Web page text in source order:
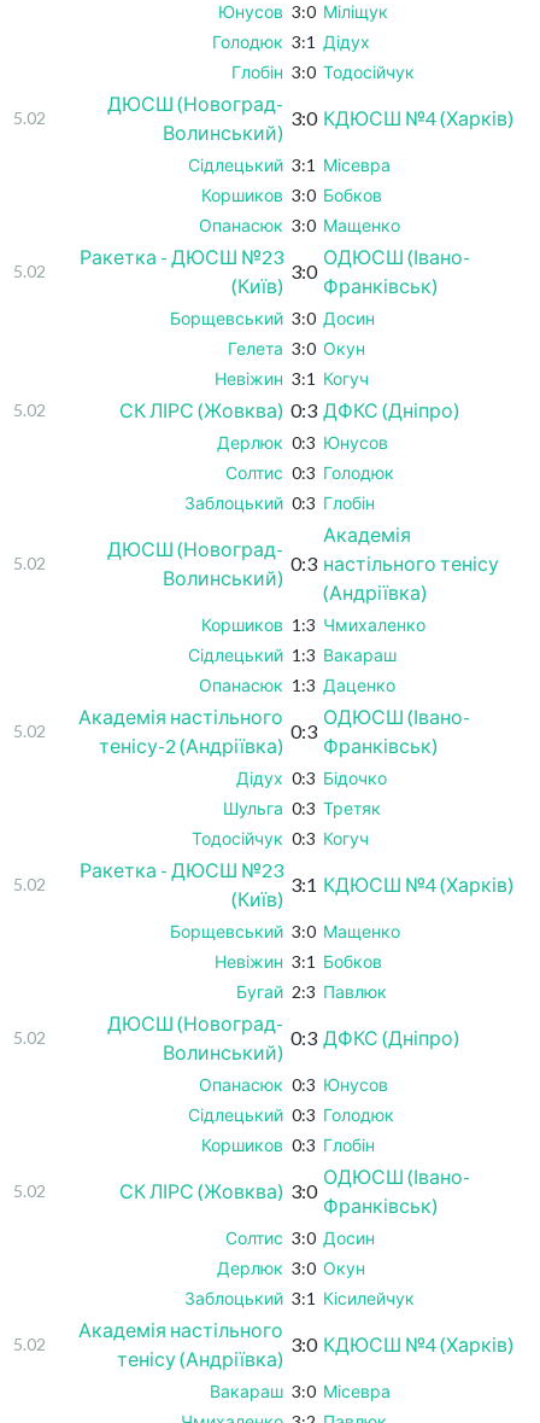
Юнусов 3:0 Міліщук
Голодюк 3:1 Дідух
Глобін 3:0 Тодосійчук
5.02
ДЮСШ (Новоград-
Волинський)
3:0 КДЮСШ №4 (Харків)
Сідлецький 3:1 Місевра
Коршиков 3:0 Бобков
Опанасюк 3:0 Мащенко
5.02
Ракетка - ДЮСШ №23
(Київ)
3:0
ОДЮСШ (Івано-
Франківськ)
Борщевський 3:0 Досин
Гелета 3:0 Окун
Невіжин 3:1 Когуч
5.02
СК ЛІРС (Жовква) 0:3 ДФКС (Дніпро)
Дерлюк 0:3 Юнусов
Солтис 0:3 Голодюк
Заблоцький 0:3 Глобін
5.02
ДЮСШ (Новоград-
Волинський)
0:3
Академія
настільного тенісу
(Андріївка)
Коршиков 1:3 Чмихаленко
Сідлецький 1:3 Вакараш
Опанасюк 1:3 Даценко
5.02
Академія настільного
тенісу-2 (Андріївка)
0:3
ОДЮСШ (Івано-
Франківськ)
Дідух 0:3 Бідочко
Шульга 0:3 Третяк
Тодосійчук 0:3 Когуч
5.02
Ракетка - ДЮСШ №23
(Київ)
3:1 КДЮСШ №4 (Харків)
Борщевський 3:0 Мащенко
Невіжин 3:1 Бобков
Бугай 2:3 Павлюк
5.02
ДЮСШ (Новоград-
Волинський)
0:3 ДФКС (Дніпро)
Опанасюк 0:3 Юнусов
Сідлецький 0:3 Голодюк
Коршиков 0:3 Глобін
5.02 СК ЛІРС (Жовква) 3:0
ОДЮСШ (Івано-
Франківськ)
Солтис 3:0 Досин
Дерлюк 3:0 Окун
Заблоцький 3:1 Кісилейчук
5.02
Академія настільного
тенісу (Андріївка)
3:0 КДЮСШ №4 (Харків)
Вакараш 3:0 Місевра